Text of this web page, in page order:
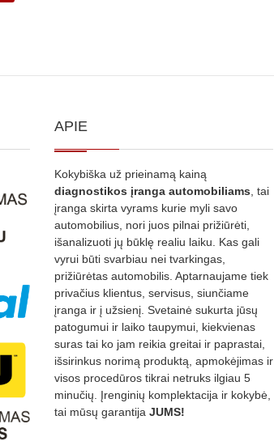
APIE
Kokybiška už prieinamą kainą
diagnostikos įranga automobiliams , tai
įranga skirta vyrams kurie myli savo
automobilius, nori juos pilnai prižiūrėti,
išanalizuoti jų būklę realiu laiku. Kas gali
vyrui būti svarbiau nei tvarkingas,
prižiūrėtas automobilis. Aptarnaujame tiek
privačius klientus, servisus, siunčiame
įranga ir į užsienį. Svetainė sukurta jūsų
patogumui ir laiko taupymui, kiekvienas
suras tai ko jam reikia greitai ir paprastai,
išsirinkus norimą produktą, apmokėjimas ir
visos procedūros tikrai netruks ilgiau 5
minučių. Įrenginių komplektacija ir kokybė,
tai mūsų garantija JUMS!